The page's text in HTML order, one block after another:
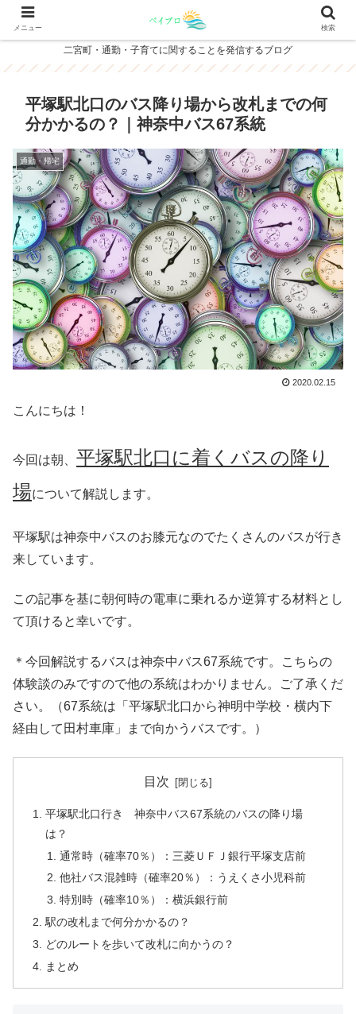
二宮町・通勤・子育てに関することを発信するブログ
平塚駅北口のバス降り場から改札までの何
分かかるの？｜神奈中バス67系統
通勤・帰宅
2020.02.15
こんにちは！
今回は朝、 平塚駅北口に着くバスの降り
場について解説します。
平塚駅は神奈中バスのお膝元なのでたくさんのバスが行き
来しています。
この記事を基に朝何時の電車に乗れるか逆算する材料とし
て頂けると幸いです。
＊今回解説するバスは神奈中バス67系統です。こちらの
体験談のみですので他の系統はわかりません。ご了承くだ
さい。（67系統は「平塚駅北口から神明中学校・横内下
経由して田村車庫」まで向かうバスです。）
目次
平塚駅北口行き 神奈中バス67系統のバスの降り場
は？
通常時（確率70％）：三菱ＵＦＪ銀行平塚支店前
他社バス混雑時（確率20％）：うえくさ小児科前
特別時（確率10％）：横浜銀行前
駅の改札まで何分かかるの？
どのルートを歩いて改札に向かうの？
まとめ
メニュー 検索